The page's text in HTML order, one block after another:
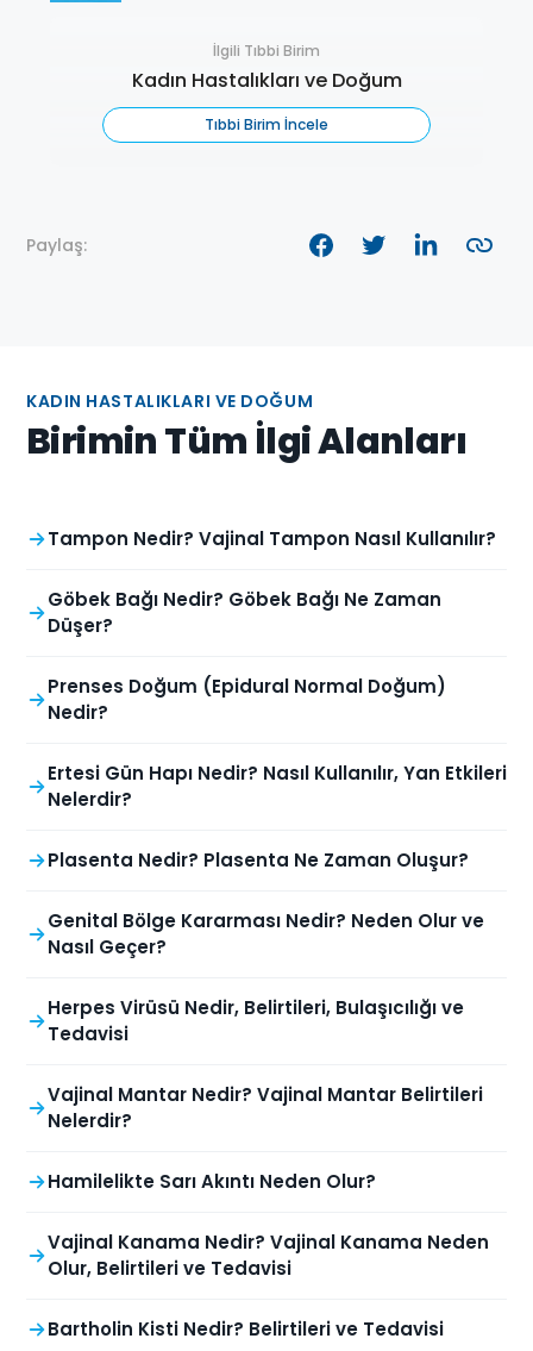
İlgili Tıbbi Birim
Kadın Hastalıkları ve Doğum
Tıbbi Birim İncele
Paylaş:
KADIN HASTALIKLARI VE DOĞUM
Birimin Tüm İlgi Alanları
Tampon Nedir? Vajinal Tampon Nasıl Kullanılır?
Göbek Bağı Nedir? Göbek Bağı Ne Zaman
Düşer?
Prenses Doğum (Epidural Normal Doğum)
Nedir?
Ertesi Gün Hapı Nedir? Nasıl Kullanılır, Yan Etkileri
Nelerdir?
Plasenta Nedir? Plasenta Ne Zaman Oluşur?
Genital Bölge Kararması Nedir? Neden Olur ve
Nasıl Geçer?
Herpes Virüsü Nedir, Belirtileri, Bulaşıcılığı ve
Tedavisi
Vajinal Mantar Nedir? Vajinal Mantar Belirtileri
Nelerdir?
Hamilelikte Sarı Akıntı Neden Olur?
Vajinal Kanama Nedir? Vajinal Kanama Neden
Olur, Belirtileri ve Tedavisi
Bartholin Kisti Nedir? Belirtileri ve Tedavisi